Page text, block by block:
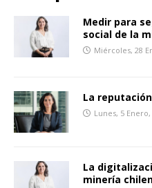
Medir para
social de la
Miércoles, 28
La
Lunes, 5 Enero,
La
minería